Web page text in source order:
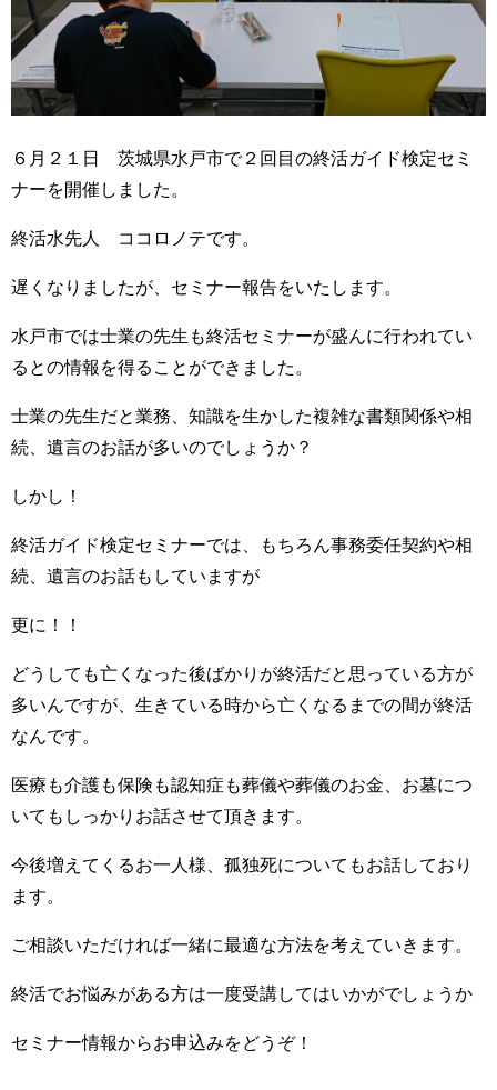
６月２１日 茨城県水戸市で２回目の終活ガイド検定セミ
ナーを開催しました。
終活水先人 ココロノテです。
遅くなりましたが、セミナー報告をいたします。
水戸市では士業の先生も終活セミナーが盛んに行われてい
るとの情報を得ることができました。
士業の先生だと業務、知識を生かした複雑な書類関係や相
続、遺言のお話が多いのでしょうか？
しかし！
終活ガイド検定セミナーでは、もちろん事務委任契約や相
続、遺言のお話もしていますが
更に！！
どうしても亡くなった後ばかりが終活だと思っている方が
多いんですが、生きている時から亡くなるまでの間が終活
なんです。
医療も介護も保険も認知症も葬儀や葬儀のお金、お墓につ
いてもしっかりお話させて頂きます。
今後増えてくるお一人様、孤独死についてもお話しており
ます。
ご相談いただければ一緒に最適な方法を考えていきます。
終活でお悩みがある方は一度受講してはいかがでしょうか
セミナー情報からお申込みをどうぞ！